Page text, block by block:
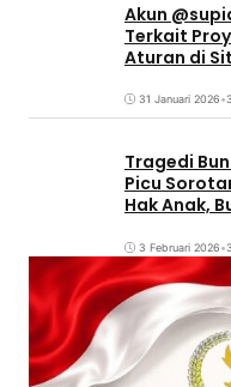
Akun
Terkait
Aturan di
31 Januari 2026•
Tragedi
Picu
Hak Anak,
3 Februari 2026•